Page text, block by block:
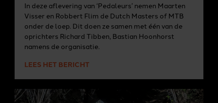
In deze aflevering van ‘Pedaleurs’ nemen Maarten
Visser en Robbert Flim de Dutch Masters of MTB
onder de loep. Dit doen ze samen met één van de
oprichters Richard Tibben, Bastian Hoonhorst
namens de organisatie.
LEES HET BERICHT